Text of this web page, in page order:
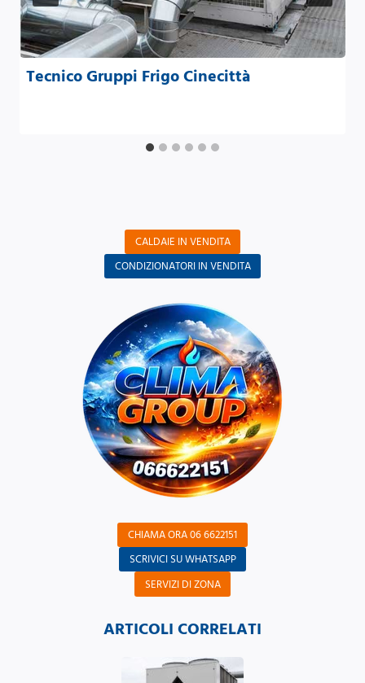
Tecnico Gruppi Frigo Cinecittà
CALDAIE IN VENDITA
CONDIZIONATORI IN VENDITA
CHIAMA ORA 06 6622151
SCRIVICI SU WHATSAPP
SERVIZI DI ZONA
ARTICOLI CORRELATI